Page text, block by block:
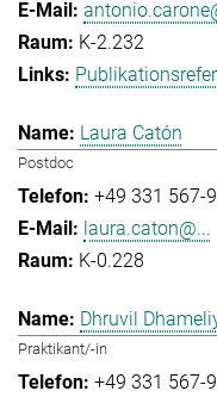
K-2.232
Laura Catón
Postdoc
+49 331 567-
laura.caton@...
K-0.228
Dhruvil
Praktikant/-in
+49 331 567-